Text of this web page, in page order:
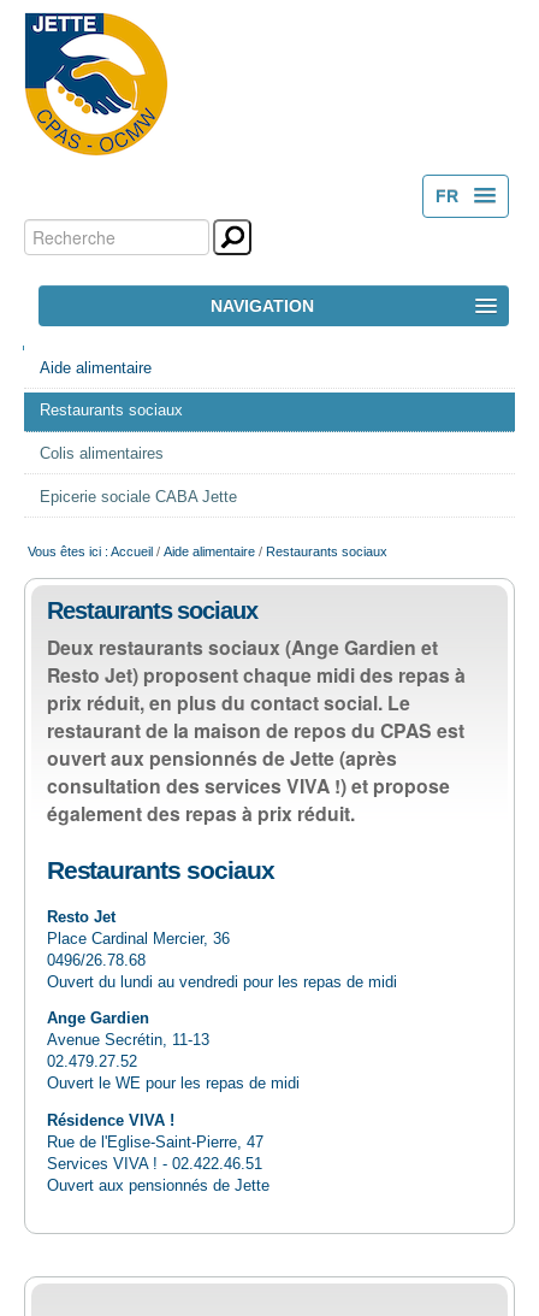
FR
Outils
personnels
Chercher par
Recherche
NAVIGATION
LE CPAS
ACTION SOCIALE
EMPLOI
SENIORS
CULTURE ET JEUNESSE
NAVIGATION
Aide alimentaire
Restaurants sociaux
Colis alimentaires
Epicerie sociale CABA Jette
Vous êtes ici : Accueil / Aide alimentaire / Restaurants sociaux
Restaurants sociaux
Deux restaurants sociaux (Ange Gardien et
Resto Jet) proposent chaque midi des repas à
prix réduit, en plus du contact social. Le
restaurant de la maison de repos du CPAS est
ouvert aux pensionnés de Jette (après
consultation des services VIVA !) et propose
également des repas à prix réduit.
Restaurants sociaux
Resto Jet
Place Cardinal Mercier, 36
0496/26.78.68
Ouvert du lundi au vendredi pour les repas de midi
Ange Gardien
Avenue Secrétin, 11-13
02.479.27.52
Ouvert le WE pour les repas de midi
Résidence VIVA !
Rue de l'Eglise-Saint-Pierre, 47
Services VIVA ! - 02.422.46.51
Ouvert aux pensionnés de Jette